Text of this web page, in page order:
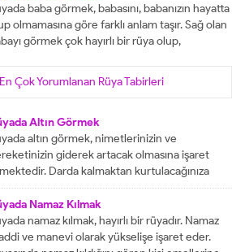
rüyasında pancar görürse, yakın zamanda
yada evlenir. Evli birisinin gördüğü
rüyası, eşiyle kavgaya yada ayrılığa...
baba görmek, babasını, babanızın hayatta
olmamasına göre farklı anlam taşır. Sağ olan
görmek çok hayırlı bir rüya olup,
veren veren en değerli varlıklar, kişinin
etmiş ise ihtiyacı olanlara yardım etmesi
En Çok Yorumlanan Rüya Tabirleri
Altın Görmek
altın görmek, nimetlerinizin ve
giderek artacak olmasına işaret
Darda kalmaktan kurtulacağınıza
eder ve engelleri yok edeceğinizi
İyi bir hayata sahip olmanızın
tüm pürüzlerin yok olacağını işaret
Emeklerinizin heba olmayacağını
Namaz Kılmak
namaz kılmak, hayırlı bir rüyadır. Namaz
ve manevi olarak yükselişe işaret eder.